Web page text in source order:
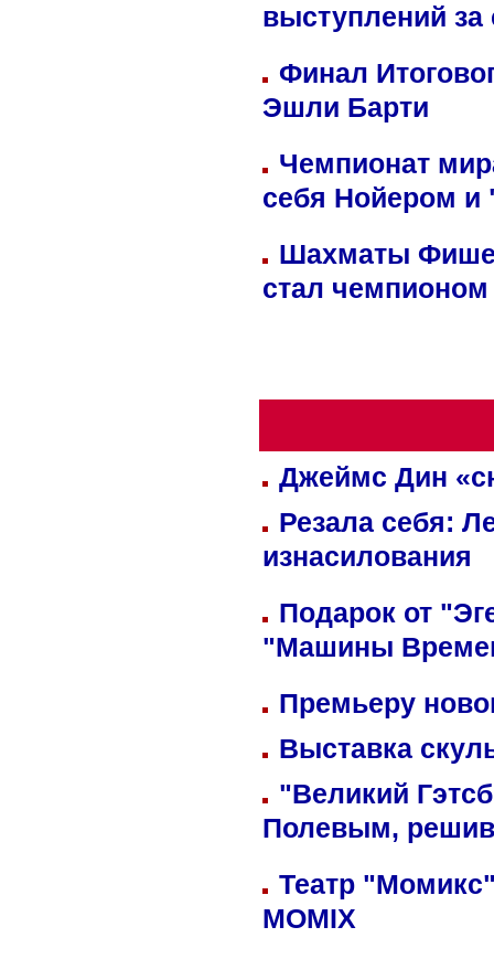
выступлений
Финал
Эшли Барти
Чемпионат
себя Нойером и
Шахматы
стал
Джеймс Дин
Резала себя:
изнасилования
Подарок от
"Машины
Премьеру
Выставка
"Великий
Полевым,
Театр
MOMIX